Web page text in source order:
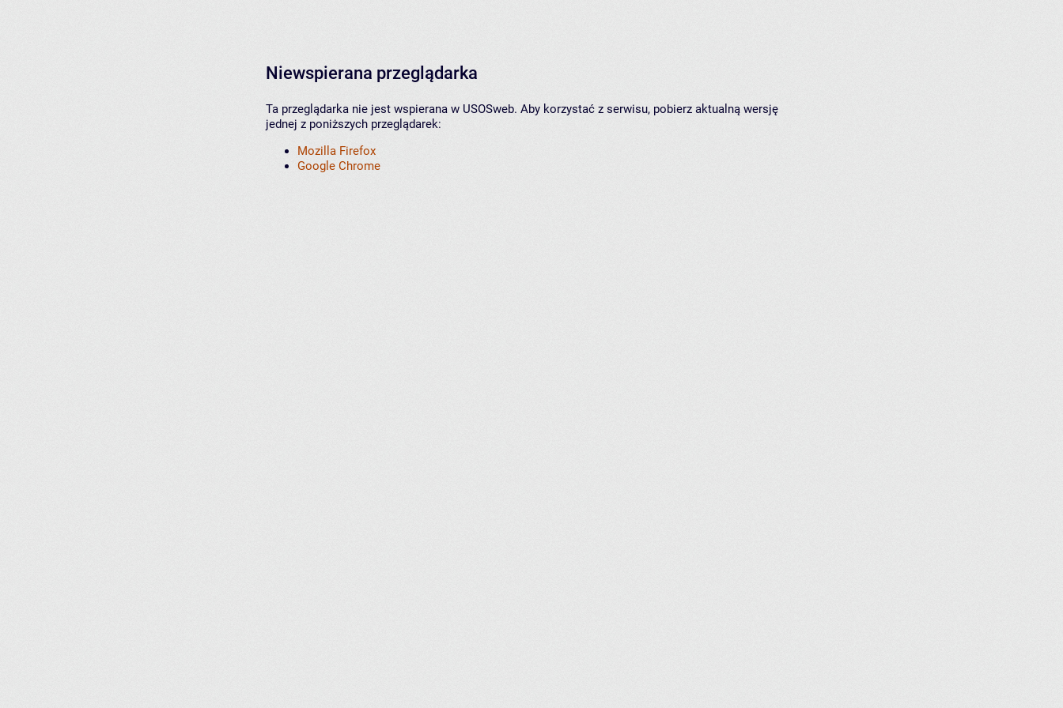
Niewspierana przeglądarka
Ta przeglądarka nie jest wspierana w USOSweb. Aby korzystać z serwisu, pobierz aktualną wersję
jednej z poniższych przeglądarek:
Mozilla Firefox
Google Chrome